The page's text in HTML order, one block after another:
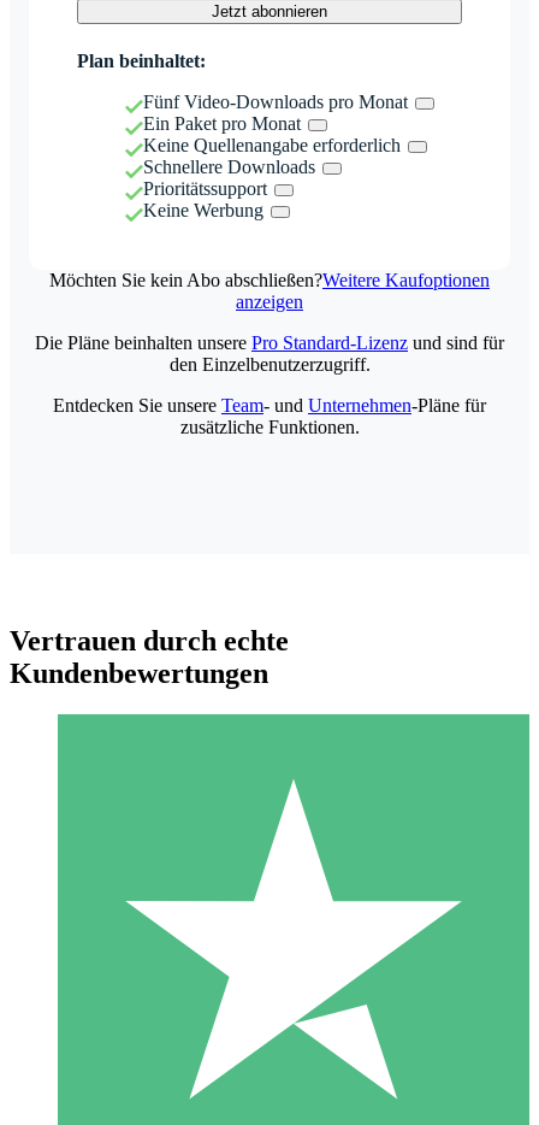
Jetzt abonnieren
Plan beinhaltet:
Fünf Video-Downloads pro Monat
Ein Paket pro Monat
Keine Quellenangabe erforderlich
Schnellere Downloads
Prioritätssupport
Keine Werbung
Möchten Sie kein Abo abschließen?Weitere Kaufoptionen
anzeigen
Individuelle Credit-Pakete
Zahlen Sie nach Bedarf mit Download-Credits. Keine
monatliche Verpflichtung erforderlich.
10 00
Die Pläne beinhalten unsere Pro Standard-Lizenz und sind für
den Einzelbenutzerzugriff.
Entdecken Sie unsere Team- und Unternehmen-Pläne für
zusätzliche Funktionen.
Vertrauen durch echte
Kundenbewertungen